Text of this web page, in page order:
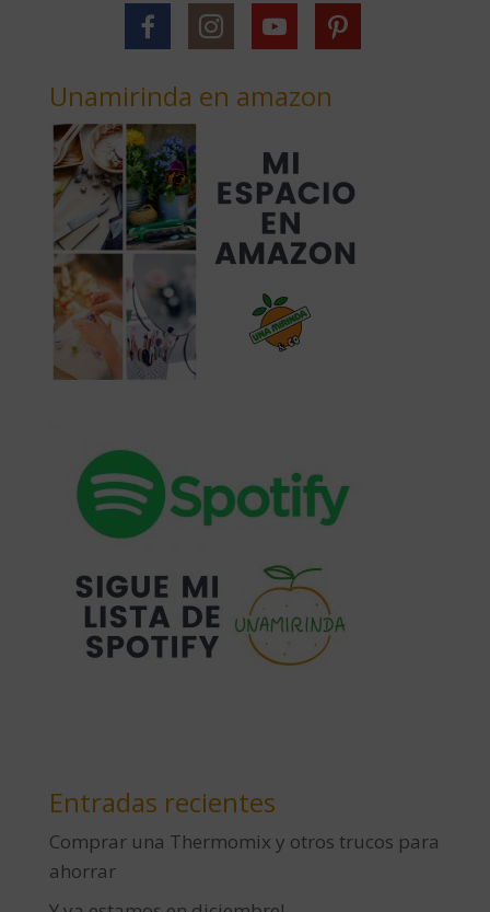
Unamirinda en amazon
Entradas recientes
Comprar una Thermomix y otros trucos para
ahorrar